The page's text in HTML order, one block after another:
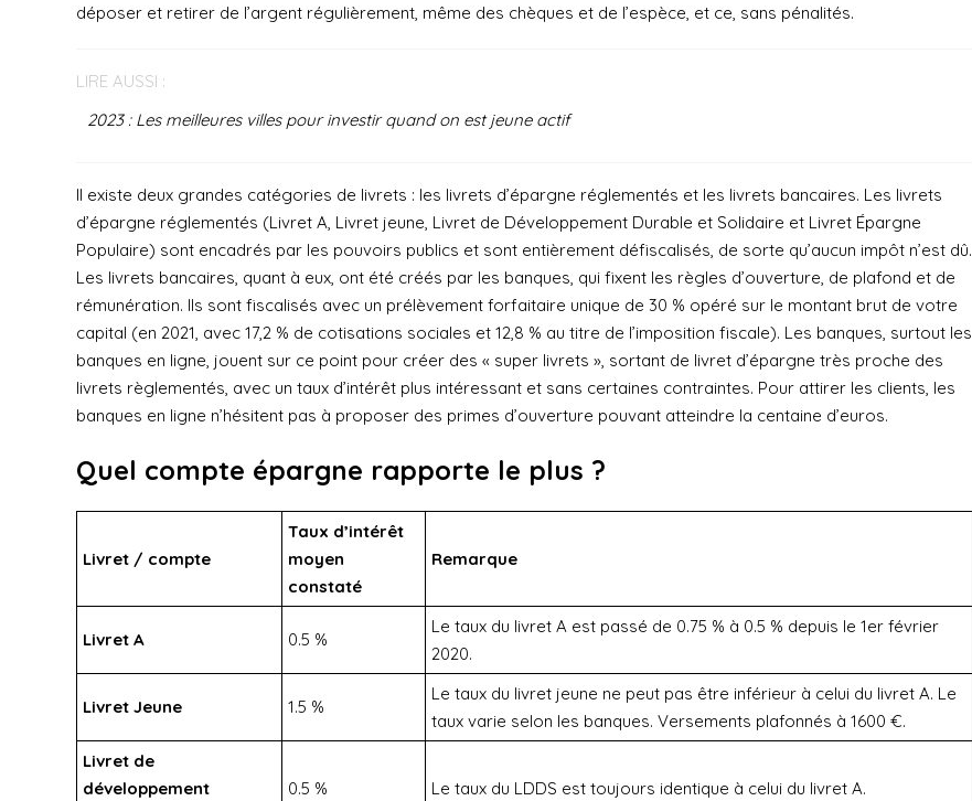
déposer et retirer de l’argent régulièrement, même des chèques et de l’espèce, et ce, sans pénalités.
LIRE AUSSI :
2023 : Les meilleures villes pour investir quand on est jeune actif
Il existe deux grandes catégories de livrets : les livrets d’épargne réglementés et les livrets bancaires. Les livrets
d’épargne réglementés (Livret A, Livret jeune, Livret de Développement Durable et Solidaire et Livret Épargne
Populaire) sont encadrés par les pouvoirs publics et sont entièrement défiscalisés, de sorte qu’aucun impôt n’est dû.
Les livrets bancaires, quant à eux, ont été créés par les banques, qui fixent les règles d’ouverture, de plafond et de
rémunération. Ils sont fiscalisés avec un prélèvement forfaitaire unique de 30 % opéré sur le montant brut de votre
capital (en 2021, avec 17,2 % de cotisations sociales et 12,8 % au titre de l’imposition fiscale). Les banques, surtout les
banques en ligne, jouent sur ce point pour créer des « super livrets », sortant de livret d’épargne très proche des
livrets règlementés, avec un taux d’intérêt plus intéressant et sans certaines contraintes. Pour attirer les clients, les
banques en ligne n’hésitent pas à proposer des primes d’ouverture pouvant atteindre la centaine d’euros.
Quel compte épargne rapporte le plus ?
Livret / compte
Taux d’intérêt
moyen
constaté
Remarque
Livret A 0.5 %
Le taux du livret A est passé de 0.75 % à 0.5 % depuis le 1er février
2020.
Livret Jeune 1.5 %
Le taux du livret jeune ne peut pas être inférieur à celui du livret A. Le
taux varie selon les banques. Versements plafonnés à 1600 €.
Livret de
développement
0.5 % Le taux du LDDS est toujours identique à celui du livret A.